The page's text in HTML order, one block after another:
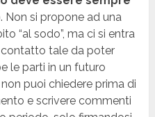
. Non si propone ad una
“al sodo”, ma ci si entra
contatto tale da poter
le parti in un futuro
puoi chiedere prima di
e scrivere commenti